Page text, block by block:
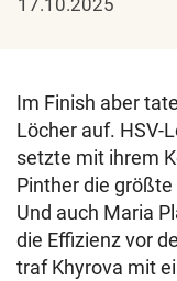
Im Finish aber
Löcher auf. HSV-
setzte mit ihrem
Pinther die
Und auch Maria
die Effizienz vor
traf Khyrova mit